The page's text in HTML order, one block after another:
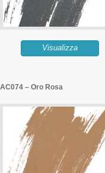
Visualizza
AC074 – Oro Rosa